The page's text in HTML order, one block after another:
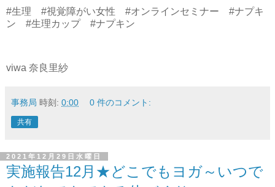
#生理 #視覚障がい女性 #オンラインセミナー #ナプキ
ン #生理カップ #ナプキン
viwa 奈良里紗
事務局 時刻: 0:00 0 件のコメント:
共有
2021年12月29日水曜日
実施報告12月★どこでもヨガ～いつで